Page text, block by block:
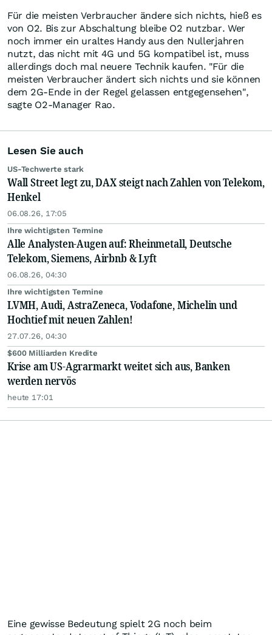
Für die meisten Verbraucher ändere sich nichts, hieß es
von O2. Bis zur Abschaltung bleibe O2 nutzbar. Wer
noch immer ein uraltes Handy aus den Nullerjahren
nutzt, das nicht mit 4G und 5G kompatibel ist, muss
allerdings doch mal neuere Technik kaufen. "Für die
meisten Verbraucher ändert sich nichts und sie können
dem 2G-Ende in der Regel gelassen entgegensehen",
sagte O2-Manager Rao.
Lesen Sie auch
US-Techwerte stark
Wall Street legt zu, DAX steigt nach Zahlen von Telekom,
Henkel
06.08.26, 17:05
Ihre wichtigsten Termine
Alle Analysten-Augen auf: Rheinmetall, Deutsche
Telekom, Siemens, Airbnb & Lyft
06.08.26, 04:30
Ihre wichtigsten Termine
LVMH, Audi, AstraZeneca, Vodafone, Michelin und
Hochtief mit neuen Zahlen!
27.07.26, 04:30
$600 Milliarden Kredite
Krise am US-Agrarmarkt weitet sich aus, Banken
werden nervös
heute 17:01
Eine gewisse Bedeutung spielt 2G noch beim